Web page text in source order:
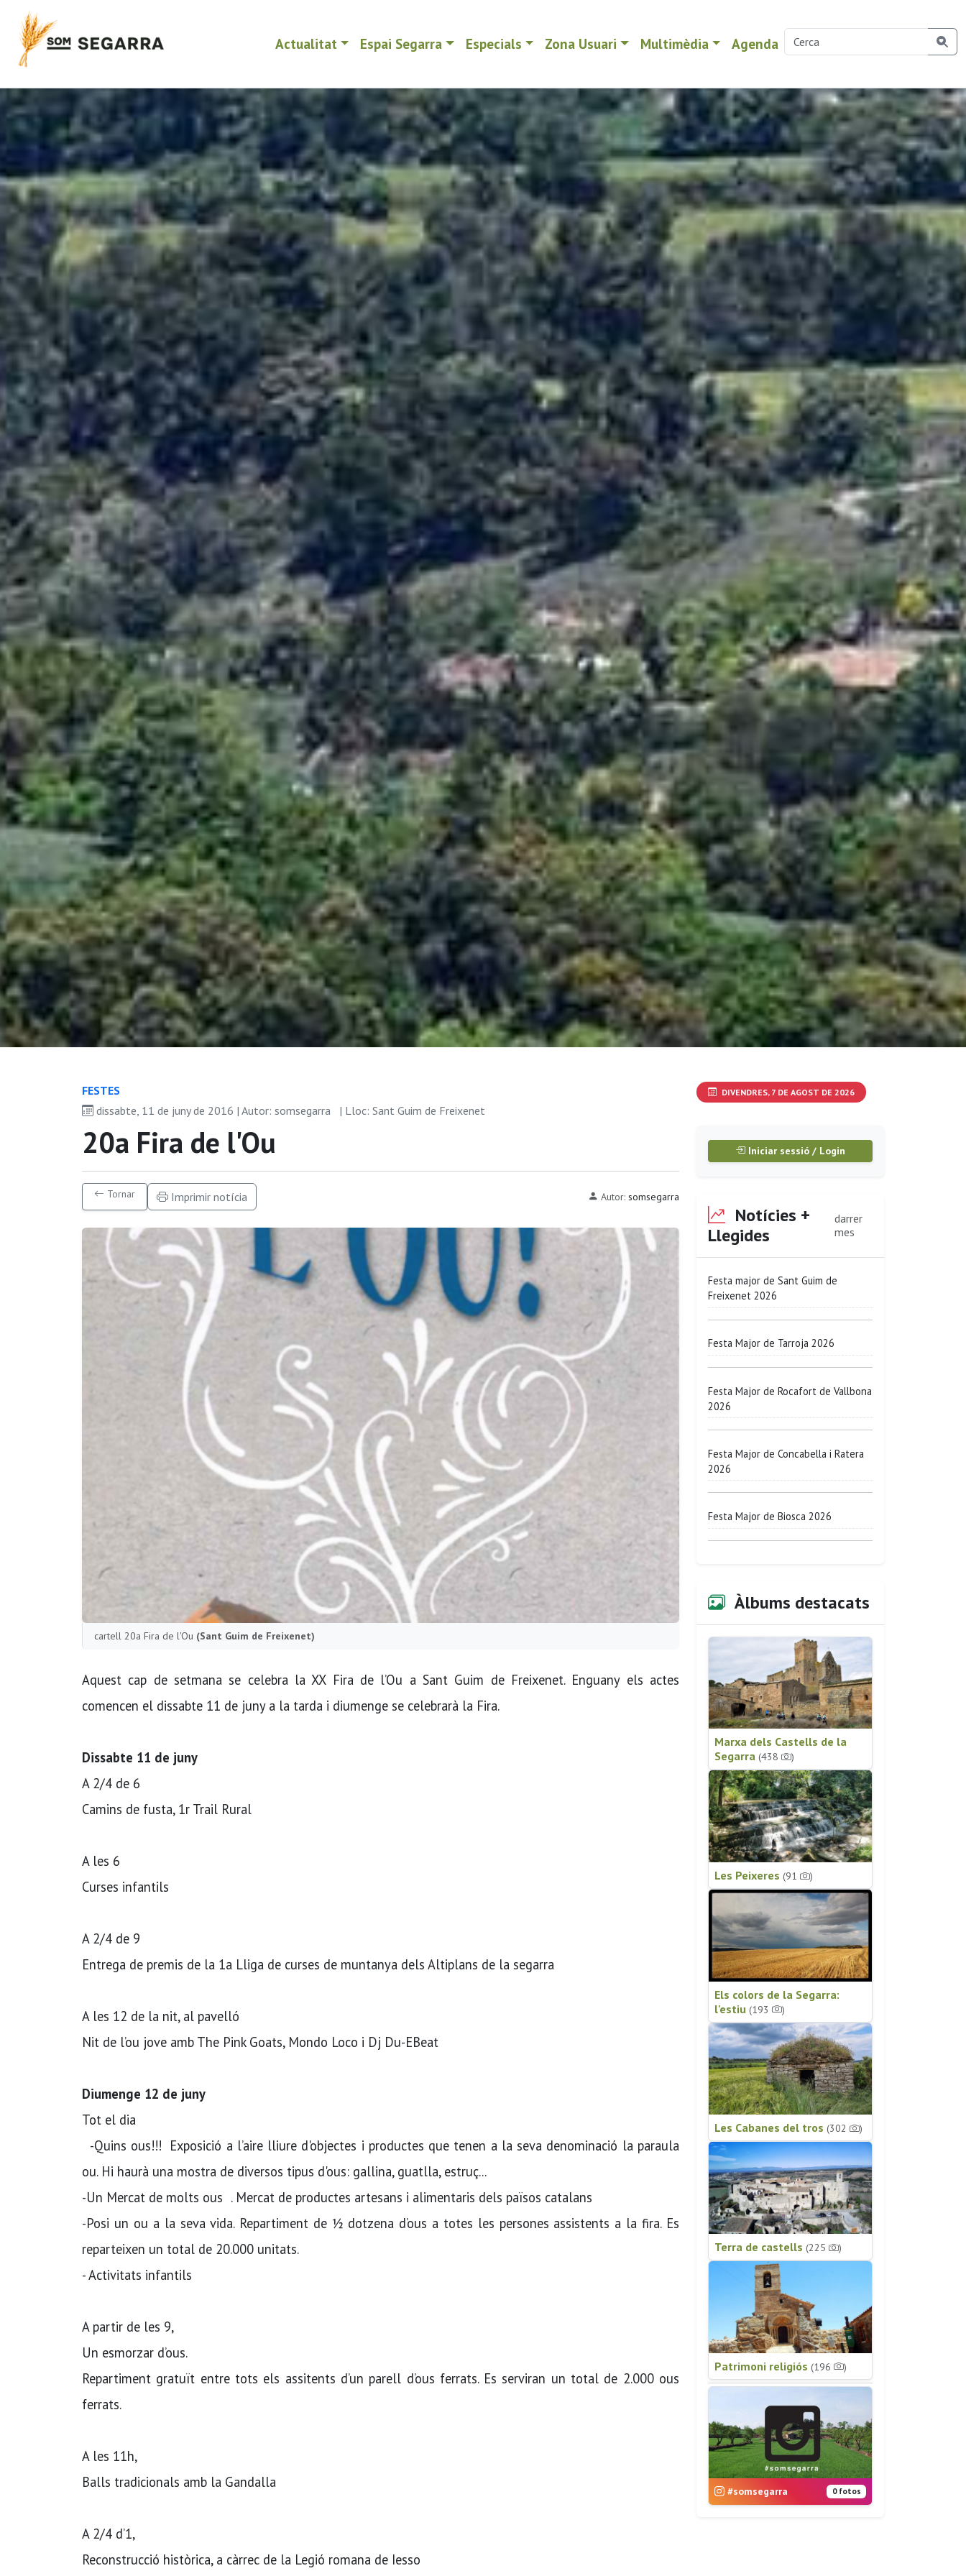
Actualitat Espai Segarra Especials Zona Usuari Multimèdia Agenda
FESTES
dissabte, 11 de juny de 2016 | Autor: somsegarra
| Lloc: Sant Guim de Freixenet
20a Fira de l'Ou
Tornar Imprimir notícia Autor: somsegarra
cartell 20a Fira de l'Ou (Sant Guim de Freixenet)
Aquest cap de setmana se celebra la XX Fira de l’Ou a Sant Guim de Freixenet. Enguany els actes
comencen el dissabte 11 de juny a la tarda i diumenge se celebrarà la Fira.
Dissabte 11 de juny
A 2/4 de 6
Camins de fusta, 1r Trail Rural
A les 6
Curses infantils
A 2/4 de 9
Entrega de premis de la 1a Lliga de curses de muntanya dels Altiplans de la segarra
A les 12 de la nit, al pavelló
Nit de l’ou jove amb The Pink Goats, Mondo Loco i Dj Du-EBeat
Diumenge 12 de juny
Tot el dia
-Quins ous!!! Exposició a l’aire lliure d'objectes i productes que tenen a la seva denominació la paraula
ou. Hi haurà una mostra de diversos tipus d'ous: gallina, guatlla, estruç...
-Un Mercat de molts ous . Mercat de productes artesans i alimentaris dels països catalans
-Posi un ou a la seva vida. Repartiment de ½ dotzena d’ous a totes les persones assistents a la fira. Es
reparteixen un total de 20.000 unitats.
- Activitats infantils
A partir de les 9,
Un esmorzar d’ous.
Repartiment gratuït entre tots els assitents d’un parell d’ous ferrats. Es serviran un total de 2.000 ous
ferrats.
A les 11h,
Balls tradicionals amb la Gandalla
A 2/4 d’1,
Reconstrucció històrica, a càrrec de la Legió romana de Iesso
DIVENDRES, 7 DE AGOST DE 2026
Iniciar sessió / Login
Notícies +
Llegides
darrer
mes
Festa major de Sant Guim de
Freixenet 2026
Festa Major de Tarroja 2026
Festa Major de Rocafort de Vallbona
2026
Festa Major de Concabella i Ratera
2026
Festa Major de Biosca 2026
Àlbums destacats
Marxa dels Castells de la
Segarra (438 )
Les Peixeres (91 )
Els colors de la Segarra:
l'estiu (193 )
Les Cabanes del tros (302 )
Terra de castells (225 )
Patrimoni religiós (196 )
#somsegarra 0 fotos